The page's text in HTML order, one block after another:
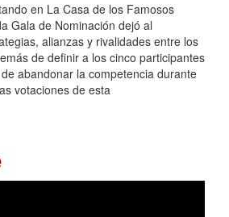
en La Casa de los Famosos
Gala de Nominación dejó al
alianzas y rivalidades entre los
de definir a los cinco participantes
abandonar la competencia durante
votaciones de esta